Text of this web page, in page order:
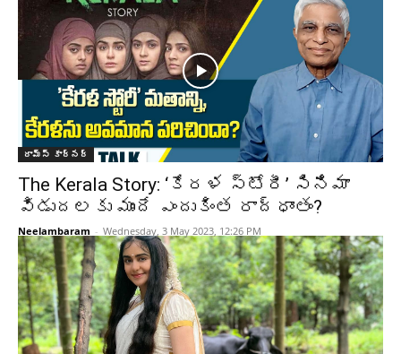
రామ్స్ కార్నర్
The Kerala Story: ‘కేరళ స్టోరీ’ సినిమా
విడుదలకు ముందే ఎందుకింత రాద్ధాంతం?
Neelambaram - Wednesday, 3 May 2023, 12:26 PM